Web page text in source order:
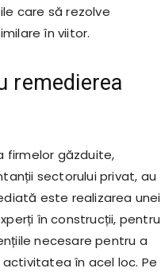
care să rezolve
în viitor.
remedierea
firmelor găzduite,
sectorului privat, au
este realizarea unei
în construcții,
necesare pentru a
în acel loc. Pe